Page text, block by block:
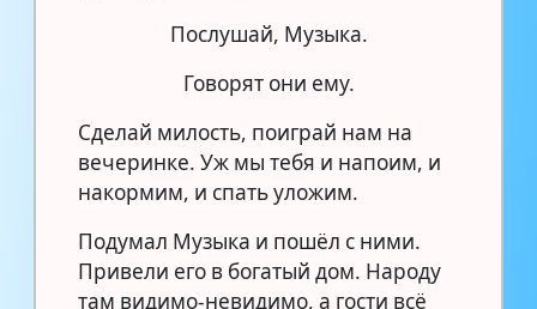
Послушай, Музыка.
Говорят они ему.
Сделай милость, поиграй нам на
вечеринке. Уж мы тебя и напоим, и
накормим, и спать уложим.
Подумал Музыка и пошёл с ними.
Привели его в богатый дом. Народу
там видимо-невидимо, а гости всё